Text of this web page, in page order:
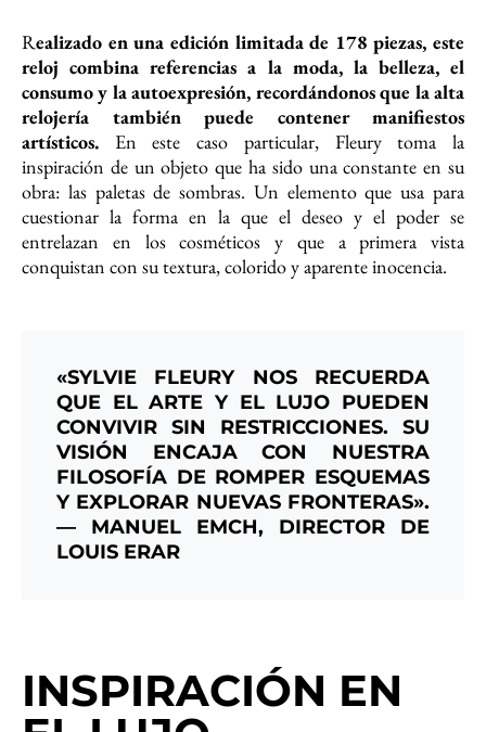
Realizado en una edición limitada de 178 piezas, este
reloj combina referencias a la moda, la belleza, el
consumo y la autoexpresión, recordándonos que la alta
relojería también puede contener manifiestos
artísticos. En este caso particular, Fleury toma la
inspiración de un objeto que ha sido una constante en su
obra: las paletas de sombras. Un elemento que usa para
cuestionar la forma en la que el deseo y el poder se
entrelazan en los cosméticos y que a primera vista
conquistan con su textura, colorido y aparente inocencia.
«SYLVIE FLEURY NOS RECUERDA
QUE EL ARTE Y EL LUJO PUEDEN
CONVIVIR SIN RESTRICCIONES. SU
VISIÓN ENCAJA CON NUESTRA
FILOSOFÍA DE ROMPER ESQUEMAS
Y EXPLORAR NUEVAS FRONTERAS».
— MANUEL EMCH, DIRECTOR DE
LOUIS ERAR
INSPIRACIÓN EN